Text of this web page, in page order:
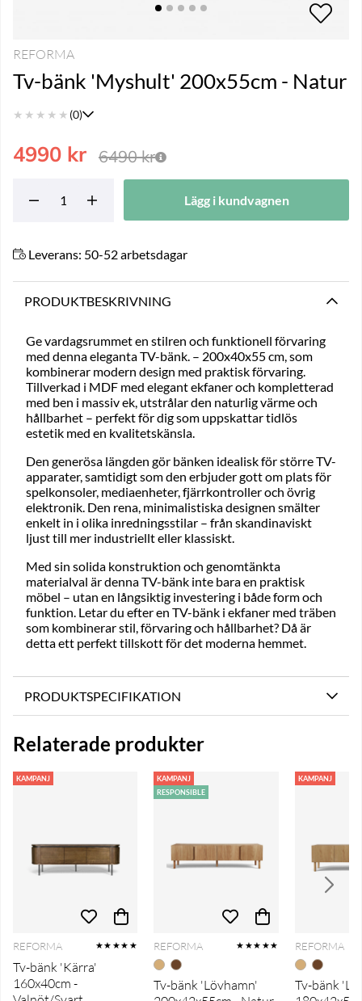
REFORMA
Tv-bänk 'Myshult' 200x55cm - Natur
★ ★ ★ ★ ★ (0)
6490kr
4990 kr
Lägg i kundvagnen
Leverans: 50-52 arbetsdagar
PRODUKTBESKRIVNING
Ge vardagsrummet en stilren och funktionell förvaring
med denna eleganta TV-bänk. – 200x40x55 cm, som
kombinerar modern design med praktisk förvaring.
Tillverkad i MDF med elegant ekfaner och kompletterad
med ben i massiv ek, utstrålar den naturlig värme och
hållbarhet – perfekt för dig som uppskattar tidlös
estetik med en kvalitetskänsla.
Den generösa längden gör bänken idealisk för större TV-
apparater, samtidigt som den erbjuder gott om plats för
spelkonsoler, mediaenheter, fjärrkontroller och övrig
elektronik. Den rena, minimalistiska designen smälter
enkelt in i olika inredningsstilar – från skandinaviskt
ljust till mer industriellt eller klassiskt.
Med sin solida konstruktion och genomtänkta
materialval är denna TV-bänk inte bara en praktisk
möbel – utan en långsiktig investering i både form och
funktion. Letar du efter en TV-bänk i ekfaner med träben
som kombinerar stil, förvaring och hållbarhet? Då är
detta ett perfekt tillskott för det moderna hemmet.
PRODUKTSPECIFIKATION
Relaterade produkter
KAMPANJ
REFORMA ★★★★★
Tv-bänk 'Kärra'
160x40cm -
KAMPANJ
RESPONSIBLE
REFORMA ★★★★★
Tv-bänk 'Lövhamn'
KAMPANJ
REFORMA
Tv-bänk